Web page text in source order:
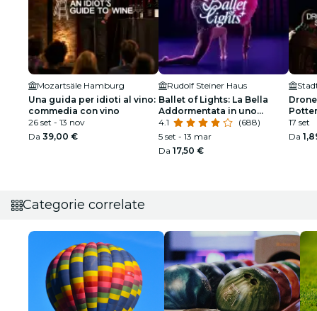
Mozartsäle Hamburg
Una guida per idioti al vino:
commedia con vino
26 set - 13 nov
Da 39,00 €
Rudolf Steiner Haus
Ballet of Lights: La Bella
Addormentata in uno
spettacolo scintillante
4.1
(688)
5 set - 13 mar
Da 17,50 €
17 set
Da
Categorie correlate